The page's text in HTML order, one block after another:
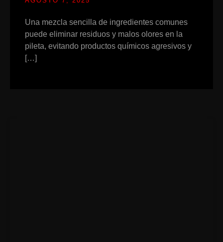
Una mezcla sencilla de ingredientes comunes
puede eliminar residuos y malos olores en la
pileta, evitando productos químicos agresivos y
[…]